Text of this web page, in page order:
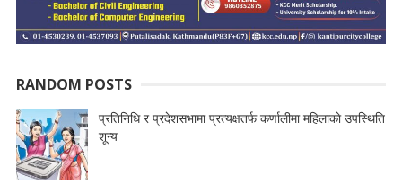
RANDOM POSTS
प्रतिनिधि र प्रदेशसभामा प्रत्यक्षतर्फ कर्णालीमा महिलाकाे उपस्थिति
शून्य